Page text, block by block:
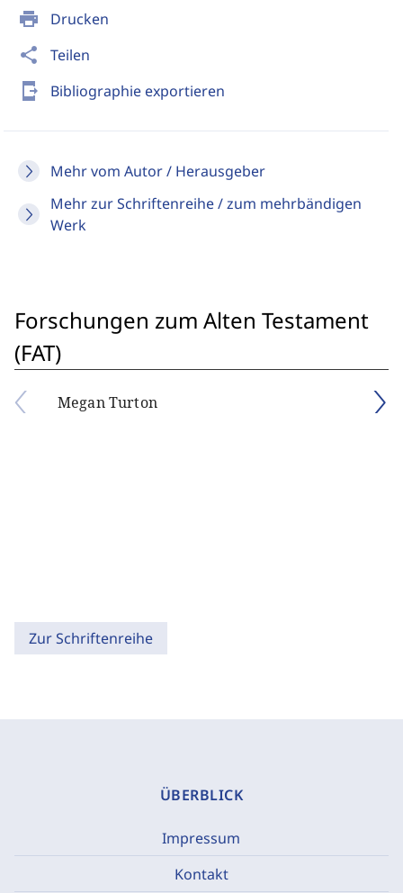
print Drucken
share Teilen
send_to_mobile Bibliographie exportieren
Mehr vom Autor / Herausgeber
Mehr zur Schriftenreihe / zum mehrbändigen
Werk
Forschungen zum Alten Testament
(FAT)
Megan Turton
Zur Schriftenreihe
ÜBERBLICK
Impressum
Kontakt